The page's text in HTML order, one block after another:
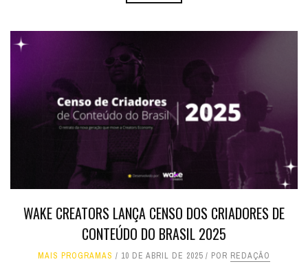
WAKE CREATORS LANÇA CENSO DOS CRIADORES DE
CONTEÚDO DO BRASIL 2025
MAIS PROGRAMAS 10 DE ABRIL DE 2025 POR REDAÇÃO